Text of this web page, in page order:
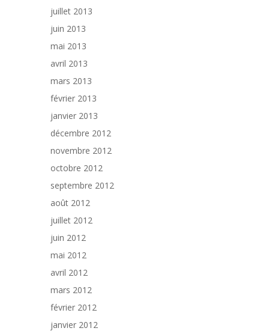
juillet 2013
juin 2013
mai 2013
avril 2013
mars 2013
février 2013
janvier 2013
décembre 2012
novembre 2012
octobre 2012
septembre 2012
août 2012
juillet 2012
juin 2012
mai 2012
avril 2012
mars 2012
février 2012
janvier 2012